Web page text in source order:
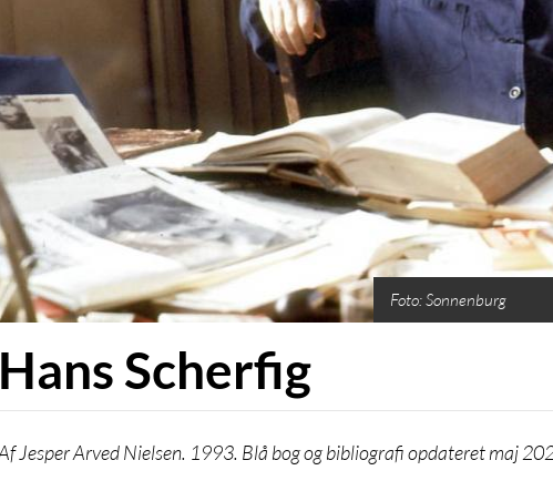
Foto: Sonnenburg
Hans Scherfig
Jesper Arved Nielsen. 1993. Blå bog og bibliografi opdateret maj